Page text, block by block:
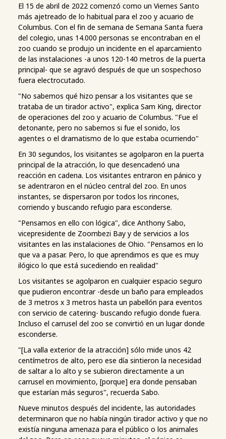
El 15 de abril de 2022 comenzó como un Viernes Santo
más ajetreado de lo habitual para el zoo y acuario de
Columbus. Con el fin de semana de Semana Santa fuera
del colegio, unas 14.000 personas se encontraban en el
zoo cuando se produjo un incidente en el aparcamiento
de las instalaciones -a unos 120-140 metros de la puerta
principal- que se agravó después de que un sospechoso
fuera electrocutado.
"No sabemos qué hizo pensar a los visitantes que se
trataba de un tirador activo", explica Sam King, director
de operaciones del zoo y acuario de Columbus. "Fue el
detonante, pero no sabemos si fue el sonido, los
agentes o el dramatismo de lo que estaba ocurriendo"
En 30 segundos, los visitantes se agolparon en la puerta
principal de la atracción, lo que desencadenó una
reacción en cadena. Los visitantes entraron en pánico y
se adentraron en el núcleo central del zoo. En unos
instantes, se dispersaron por todos los rincones,
corriendo y buscando refugio para esconderse.
"Pensamos en ello con lógica", dice Anthony Sabo,
vicepresidente de Zoombezi Bay y de servicios a los
visitantes en las instalaciones de Ohio. "Pensamos en lo
que va a pasar. Pero, lo que aprendimos es que es muy
ilógico lo que está sucediendo en realidad"
Los visitantes se agolparon en cualquier espacio seguro
que pudieron encontrar -desde un baño para empleados
de 3 metros x 3 metros hasta un pabellón para eventos
con servicio de catering- buscando refugio donde fuera.
Incluso el carrusel del zoo se convirtió en un lugar donde
esconderse.
"[La valla exterior de la atracción] sólo mide unos 42
centímetros de alto, pero ese día sintieron la necesidad
de saltar a lo alto y se subieron directamente a un
carrusel en movimiento, [porque] era donde pensaban
que estarían más seguros", recuerda Sabo.
Nueve minutos después del incidente, las autoridades
determinaron que no había ningún tirador activo y que no
existía ninguna amenaza para el público o los animales